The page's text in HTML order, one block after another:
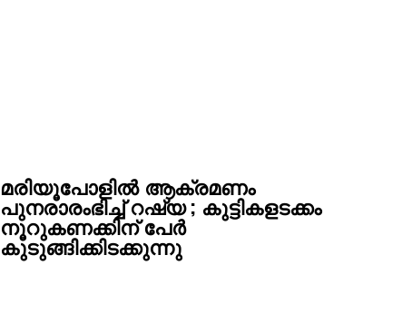
മരിയൂപോളിൽ ആക്രമണം
പുനരാരംഭിച്ച് റഷ്യ ; കുട്ടികളടക്കം
നൂറുകണക്കിന് പേർ
കുടുങ്ങിക്കിടക്കുന്നു